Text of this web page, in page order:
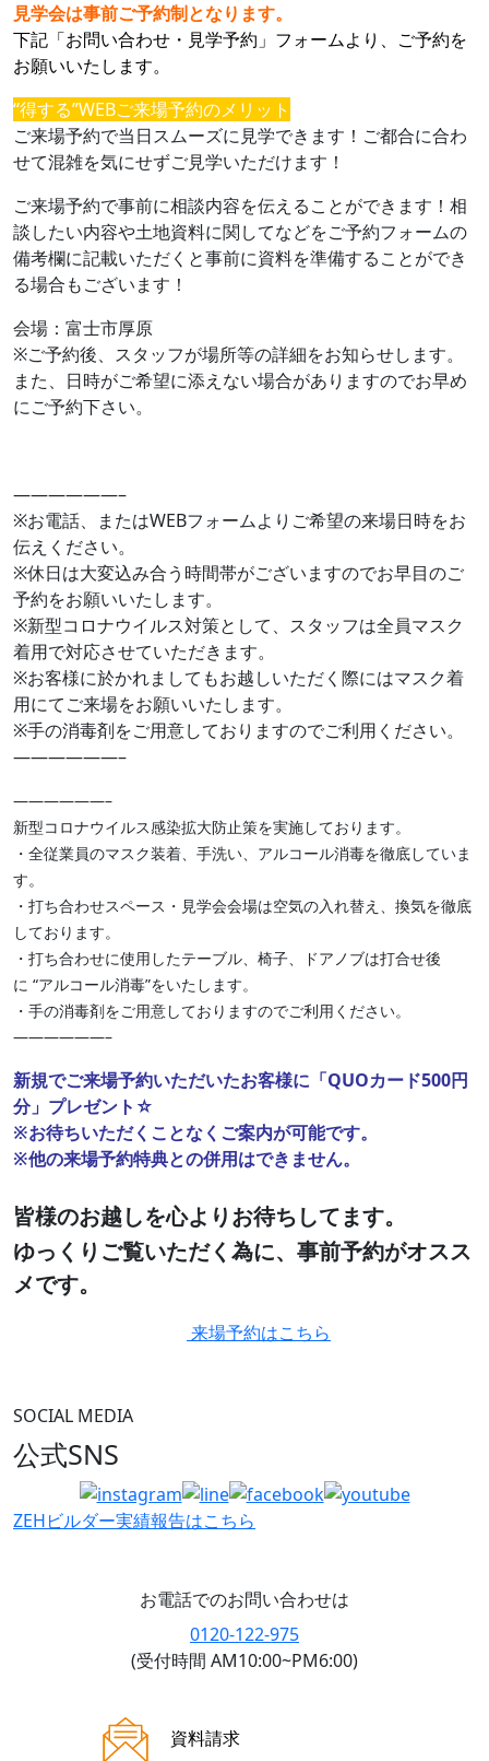
見学会は事前ご予約制となります。
下記「お問い合わせ・見学予約」フォームより、ご予約を
お願いいたします。
“得する”WEBご来場予約のメリット
ご来場予約で当日スムーズに見学できます！ご都合に合わ
せて混雑を気にせずご見学いただけます！
ご来場予約で事前に相談内容を伝えることができます！相
談したい内容や土地資料に関してなどをご予約フォームの
備考欄に記載いただくと事前に資料を準備することができ
る場合もございます！
会場：富士市厚原
※ご予約後、スタッフが場所等の詳細をお知らせします。
また、日時がご希望に添えない場合がありますのでお早め
にご予約下さい。
——————–
※お電話、またはWEBフォームよりご希望の来場日時をお
伝えください。
※休日は大変込み合う時間帯がございますのでお早目のご
予約をお願いいたします。
※新型コロナウイルス対策として、スタッフは全員マスク
着用で対応させていただきます。
※お客様に於かれましてもお越しいただく際にはマスク着
用にてご来場をお願いいたします。
※手の消毒剤をご用意しておりますのでご利用ください。
——————–
——————–
新型コロナウイルス感染拡大防止策を実施しております。
・全従業員のマスク装着、手洗い、アルコール消毒を徹底していま
す。
・打ち合わせスペース・見学会会場は空気の入れ替え、換気を徹底
しております。
・打ち合わせに使用したテーブル、椅子、ドアノブは打合せ後
に “アルコール消毒”をいたします。
・手の消毒剤をご用意しておりますのでご利用ください。
——————–
新規でご来場予約いただいたお客様に「QUOカード500円
分」プレゼント☆
※お待ちいただくことなくご案内が可能です。
※他の来場予約特典との併用はできません。
皆様のお越しを心よりお待ちしてます。
ゆっくりご覧いただく為に、事前予約がオスス
メです。
来場予約はこちら
SOCIAL MEDIA
公式SNS
ZEHビルダー実績報告はこちら
お電話でのお問い合わせは
0120-122-975
(受付時間 AM10:00~PM6:00)
資料請求